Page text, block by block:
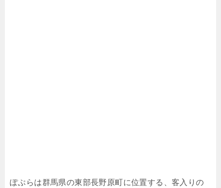
ぽぷらは群馬県の東部長野原町に位置する、客入りの